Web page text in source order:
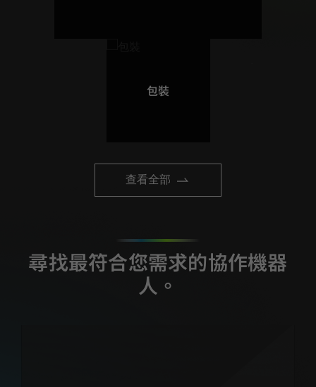
包裝
查看全部
尋找最符合您需求的協作機器
人。